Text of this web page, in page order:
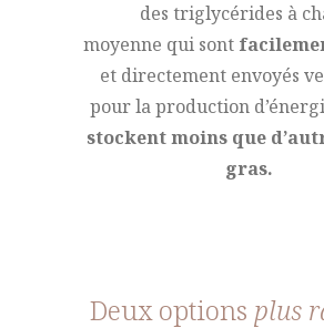
des triglycérides à
moyenne qui sont
et directement envoyés
pour la production
stockent moins que
gras.
Deux options plus